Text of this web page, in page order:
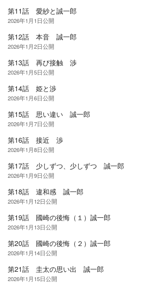
第11話 愛紗と誠一郎
2026年1月1日公開
第12話 本音 誠一郎
2026年1月2日公開
第13話 再び接触 渉
2026年1月5日公開
第14話 姫と渉
2026年1月6日公開
第15話 思い違い 誠一郎
2026年1月7日公開
第16話 接近 渉
2026年1月8日公開
第17話 少しずつ、少しずつ 誠一郎
2026年1月9日公開
第18話 違和感 誠一郎
2026年1月12日公開
第19話 國崎の後悔（１）誠一郎
2026年1月13日公開
第20話 國崎の後悔（２）誠一郎
2026年1月14日公開
第21話 圭太の思い出 誠一郎
2026年1月15日公開